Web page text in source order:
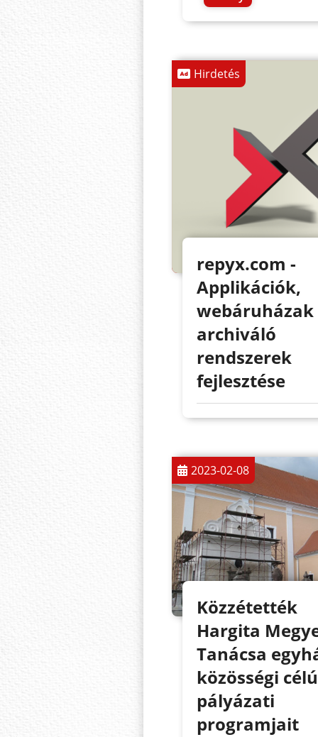
Hirdetés
repyx.com -
Applikációk,
webáruházak
archiváló
rendszerek
fejlesztése
2023-02-08
Közzétették
Hargita
Tanácsa
közösségi célú
pályázati
programjait